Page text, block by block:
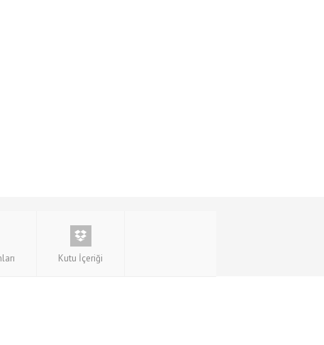
Kutu İçeriği